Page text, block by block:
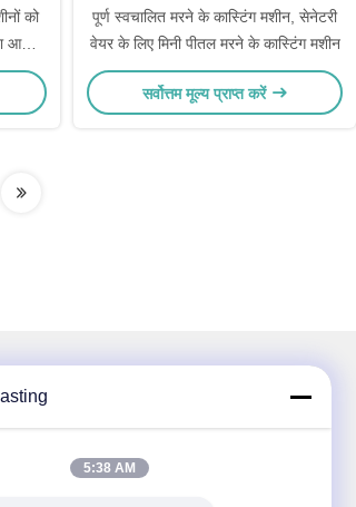
को
पूर्ण स्वचालित मरने के कास्टिंग मशीन, सेनेटरी
वेयर के लिए मिनी पीतल मरने के कास्टिंग मशीन
सर्वोत्तम मूल्य प्राप्त करें
5:38 AM